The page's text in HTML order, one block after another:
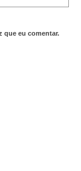
que eu comentar.